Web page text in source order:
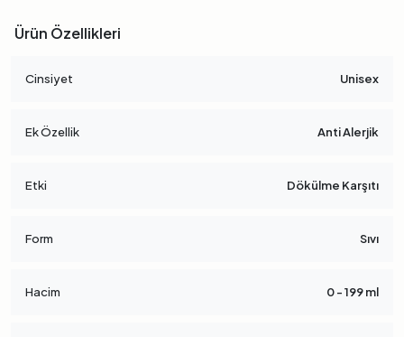
Ürün Özellikleri
Cinsiyet Unisex
Ek Özellik Anti Alerjik
Etki Dökülme Karşıtı
Form Sıvı
Hacim 0 - 199 ml